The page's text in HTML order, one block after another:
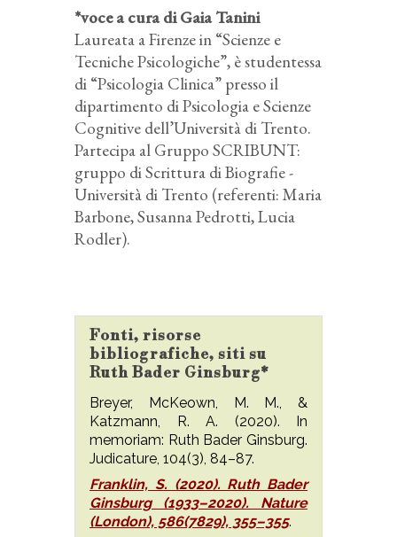
*voce a cura di Gaia Tanini
Laureata a Firenze in “Scienze e
Tecniche Psicologiche”, è studentessa
di “Psicologia Clinica” presso il
dipartimento di Psicologia e Scienze
Cognitive dell’Università di Trento.
Partecipa al Gruppo SCRIBUNT:
gruppo di Scrittura di Biografie -
Università di Trento (referenti: Maria
Barbone, Susanna Pedrotti, Lucia
Rodler).
Fonti, risorse
bibliografiche, siti su
Ruth Bader Ginsburg*
Breyer, McKeown, M. M., &
Katzmann, R. A. (2020). In
memoriam: Ruth Bader Ginsburg.
Judicature, 104(3), 84–87.
Franklin, S. (2020). Ruth Bader
Ginsburg (1933–2020). Nature
(London), 586(7829), 355–355.